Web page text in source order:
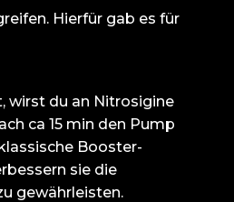
Hierfür gab es für
wirst du an Nitrosigine
ca 15 min den Pump
Booster-
sie die
gewährleisten.